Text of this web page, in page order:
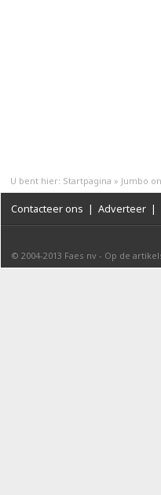
U bent hier: Startpagina » Jumbo
Contacteer ons | Adverteer |
© 2004-2013 Faes nv - Op de